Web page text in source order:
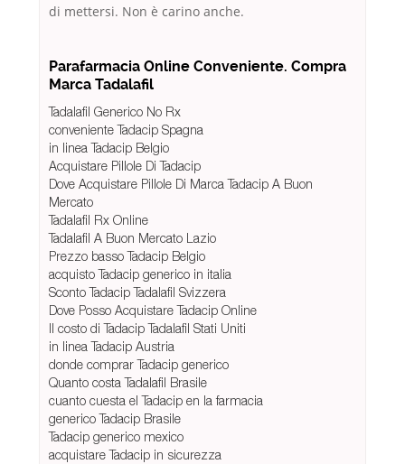
di mettersi. Non è carino anche.
Parafarmacia Online Conveniente. Compra
Marca Tadalafil
Tadalafil Generico No Rx
conveniente Tadacip Spagna
in linea Tadacip Belgio
Acquistare Pillole Di Tadacip
Dove Acquistare Pillole Di Marca Tadacip A Buon
Mercato
Tadalafil Rx Online
Tadalafil A Buon Mercato Lazio
Prezzo basso Tadacip Belgio
acquisto Tadacip generico in italia
Sconto Tadacip Tadalafil Svizzera
Dove Posso Acquistare Tadacip Online
Il costo di Tadacip Tadalafil Stati Uniti
in linea Tadacip Austria
donde comprar Tadacip generico
Quanto costa Tadalafil Brasile
cuanto cuesta el Tadacip en la farmacia
generico Tadacip Brasile
Tadacip generico mexico
acquistare Tadacip in sicurezza